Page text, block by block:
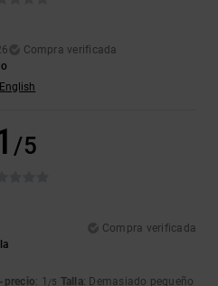
Compra verificada
/5
Compra verificada
precio: 1 /5 Talla: Demasiado pequeño